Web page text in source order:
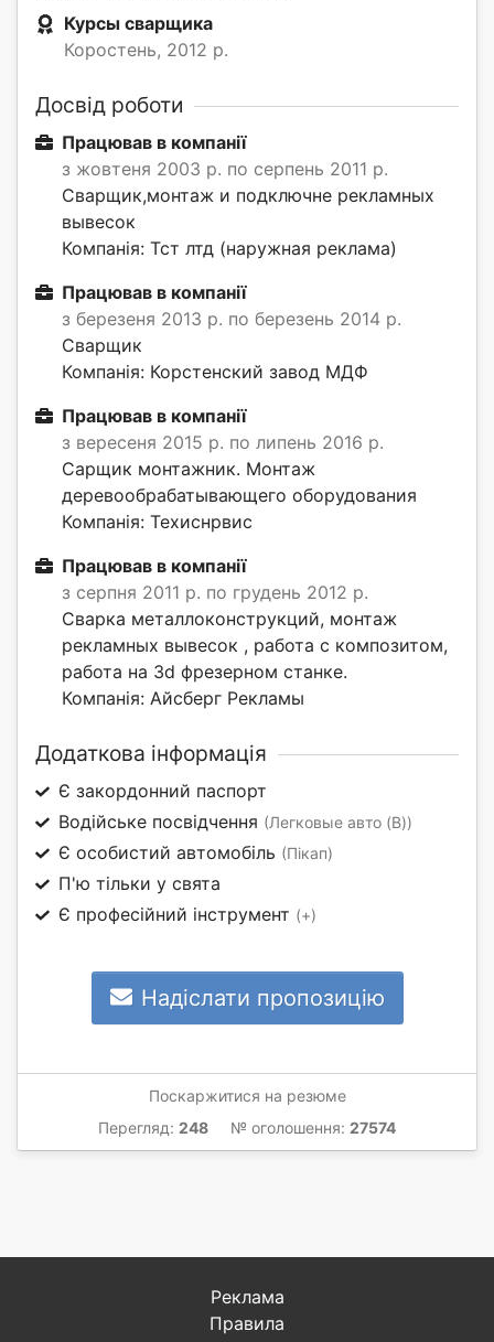
Курсы сварщика
Коростень, 2012 р.
Досвід роботи
Працював в компанії
з жовтеня 2003 р. по серпень 2011 р.
Сварщик,монтаж и подключне рекламных
вывесок
Компанія: Тст лтд (наружная реклама)
Працював в компанії
з березеня 2013 р. по березень 2014 р.
Сварщик
Компанія: Корстенский завод МДФ
Працював в компанії
з вересеня 2015 р. по липень 2016 р.
Сарщик монтажник. Монтаж
деревообрабатывающего оборудования
Компанія: Техиснрвис
Працював в компанії
з серпня 2011 р. по грудень 2012 р.
Сварка металлоконструкций, монтаж
рекламных вывесок , работа с композитом,
работа на 3d фрезерном станке.
Компанія: Айсберг Рекламы
Додаткова інформація
Є закордонний паспорт
Водійське посвідчення (Легковые авто (B))
Є особистий автомобіль (Пікап)
П'ю тільки у свята
Є професійний інструмент (+)
Надіслати пропозицію
Поскаржитися на резюме
Перегляд: 248 № оголошення: 27574
Реклама
Правила